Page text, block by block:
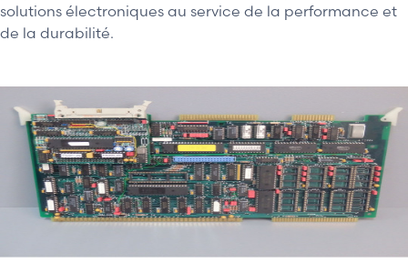
solutions électroniques au service de la performance et
de la durabilité.